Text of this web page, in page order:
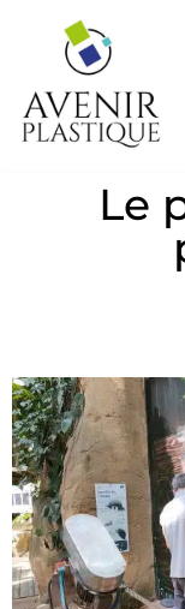
au
contenu
Le